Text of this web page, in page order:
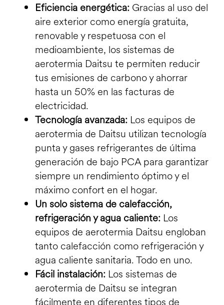
Eficiencia energética: Gracias al uso del
aire exterior como energía gratuita,
renovable y respetuosa con el
medioambiente, los sistemas de
aerotermia Daitsu te permiten reducir
tus emisiones de carbono y ahorrar
hasta un 50% en las facturas de
electricidad.
Tecnología avanzada: Los equipos de
aerotermia de Daitsu utilizan tecnología
punta y gases refrigerantes de última
generación de bajo PCA para garantizar
siempre un rendimiento óptimo y el
máximo confort en el hogar.
Un solo sistema de calefacción,
refrigeración y agua caliente: Los
equipos de aerotermia Daitsu engloban
tanto calefacción como refrigeración y
agua caliente sanitaria. Todo en uno.
Fácil instalación: Los sistemas de
aerotermia de Daitsu se integran